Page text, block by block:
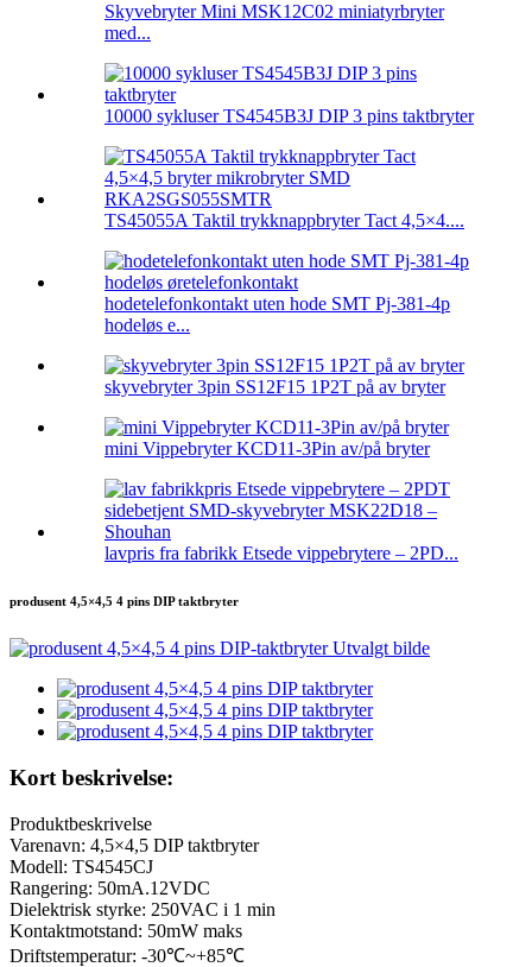
Skyvebryter Mini MSK12C02 miniatyrbryter
med...
10000 sykluser TS4545B3J DIP 3 pins taktbryter
TS45055A Taktil trykknappbryter Tact 4,5×4....
hodetelefonkontakt uten hode SMT Pj-381-4p
hodeløs e...
skyvebryter 3pin SS12F15 1P2T på av bryter
mini Vippebryter KCD11-3Pin av/på bryter
lavpris fra fabrikk Etsede vippebrytere – 2PD...
produsent 4,5×4,5 4 pins DIP taktbryter
Kort beskrivelse:
Produktbeskrivelse
Varenavn: 4,5×4,5 DIP taktbryter
Modell: TS4545CJ
Rangering: 50mA.12VDC
Dielektrisk styrke: 250VAC i 1 min
Kontaktmotstand: 50mW maks
Driftstemperatur: -30℃~+85℃